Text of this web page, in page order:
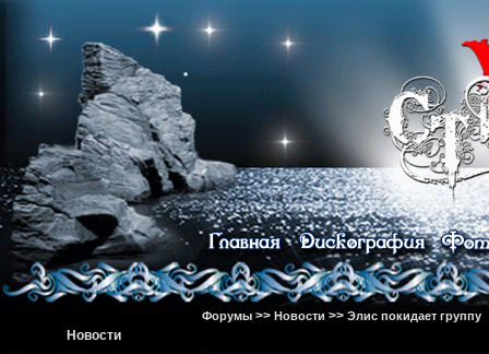
Форумы >> Новости >> Элис покидает группу
Новости